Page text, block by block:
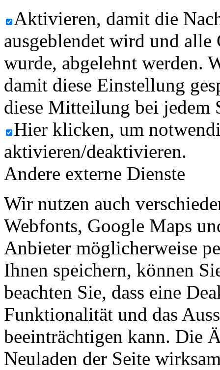
Aktivieren, damit die
ausgeblendet wird und
wurde, abgelehnt werden.
damit diese Einstellung
diese Mitteilung bei jedem
Hier klicken, um
aktivieren/deaktivieren.
Andere externe Dienste
Wir nutzen auch
Webfonts, Google Maps
Anbieter möglicherweise
Ihnen speichern, können
beachten Sie, dass eine
Funktionalität und das
beeinträchtigen kann. Die
Neuladen der Seite